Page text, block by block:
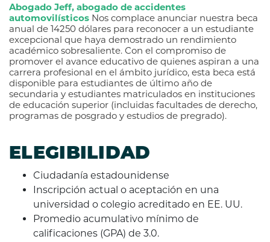
Abogado Jeff, abogado de accidentes
automovilísticos Nos complace anunciar nuestra beca
anual de 14250 dólares para reconocer a un estudiante
excepcional que haya demostrado un rendimiento
académico sobresaliente. Con el compromiso de
promover el avance educativo de quienes aspiran a una
carrera profesional en el ámbito jurídico, esta beca está
disponible para estudiantes de último año de
secundaria y estudiantes matriculados en instituciones
de educación superior (incluidas facultades de derecho,
programas de posgrado y estudios de pregrado).
ELEGIBILIDAD
Ciudadanía estadounidense
Inscripción actual o aceptación en una
universidad o colegio acreditado en EE. UU.
Promedio acumulativo mínimo de
calificaciones (GPA) de 3.0.